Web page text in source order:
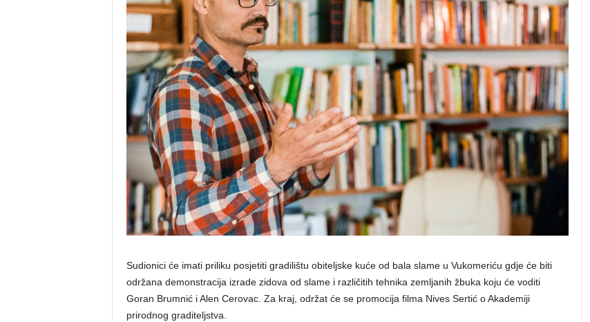
Sudionici će imati priliku posjetiti gradilištu obiteljske kuće od bala slame u Vukomeriću gdje će biti
održana demonstracija izrade zidova od slame i različitih tehnika zemljanih žbuka koju će voditi
Goran Brumnić i Alen Cerovac. Za kraj, održat će se promocija filma Nives Sertić o Akademiji
prirodnog graditeljstva.